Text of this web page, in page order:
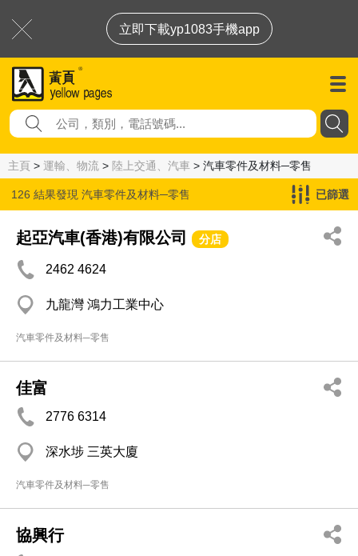
立即下載yp1083手機app
主頁 > 運輸、物流 > 陸上交通、汽車 > 汽車零件及材料─零售
126 結果發現 汽車零件及材料─零售 已篩選
起亞汽車(香港)有限公司 分店
2462 4624
九龍灣 鴻力工業中心
汽車零件及材料─零售
佳富
2776 6314
深水埗 三英大廈
汽車零件及材料─零售
協興行